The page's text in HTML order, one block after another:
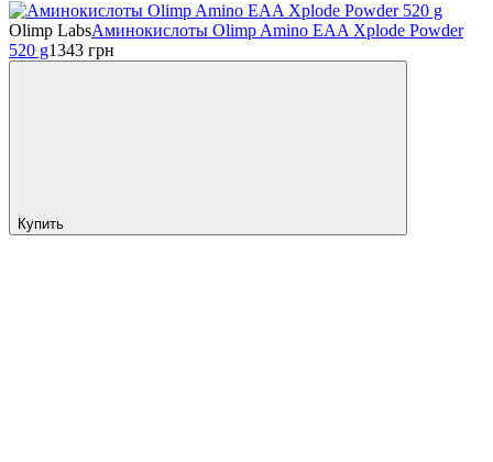
Olimp LabsАминокислоты Olimp Amino EAA Xplode Powder
520 g1343 грн
Купить